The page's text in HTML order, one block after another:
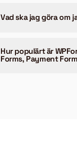
Vad ska jag göra om
Hur populärt är
Forms, Payment